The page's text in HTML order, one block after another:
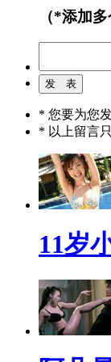
（*添加
* 您要为您
* 以上留言
11岁